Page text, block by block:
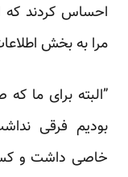
احساس کردند که
مرا به بخش
‏”البته برای ما
بودیم فرقی
خاصی ‏داشت و